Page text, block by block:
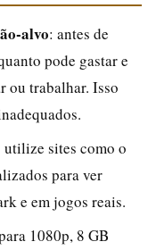
alvo: antes de
pode gastar e
ou trabalhar. Isso
utilize sites como o
para ver
e em jogos reais.
1080p, 8 GB